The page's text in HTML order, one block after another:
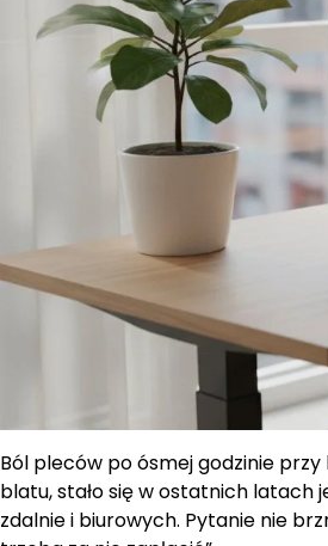
Ból pleców po ósmej godzinie
blatu, stało się w ostatnich
zdalnie i biurowych. Pytanie nie